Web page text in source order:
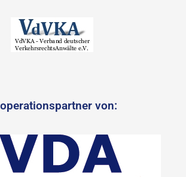
von: